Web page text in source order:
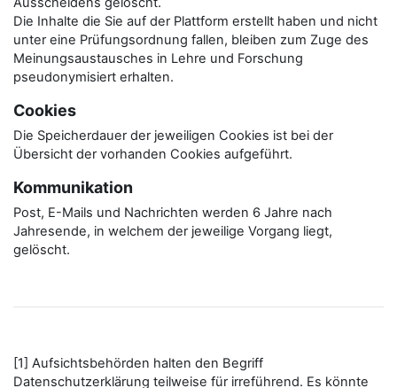
Die Inhalte die Sie auf der Plattform erstellt haben und nicht
unter eine Prüfungsordnung fallen, bleiben zum Zuge des
Meinungsaustausches in Lehre und Forschung
pseudonymisiert erhalten.
Cookies
Die Speicherdauer der jeweiligen Cookies ist bei der
Übersicht der vorhanden Cookies aufgeführt.
Kommunikation
Post, E-Mails und Nachrichten werden 6 Jahre nach
Jahresende, in welchem der jeweilige Vorgang liegt,
gelöscht.
[1] Aufsichtsbehörden halten den Begriff
Datenschutzerklärung teilweise für irreführend. Es könnte